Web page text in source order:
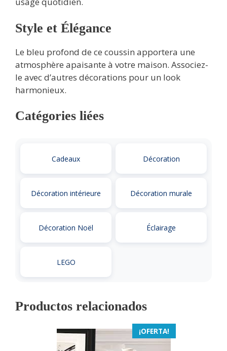
Style et Élégance
Le bleu profond de ce coussin apportera une
atmosphère apaisante à votre maison. Associez-
le avec d’autres décorations pour un look
harmonieux.
Catégories liées
Cadeaux Décoration
Décoration intérieure Décoration murale
Décoration Noël Éclairage
LEGO
Productos relacionados
¡OFERTA!